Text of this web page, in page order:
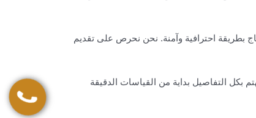
بطريقة احترافية وآمنة. نحن نحرص على تقديم
التفاصيل بداية من القياسات الدقيقة